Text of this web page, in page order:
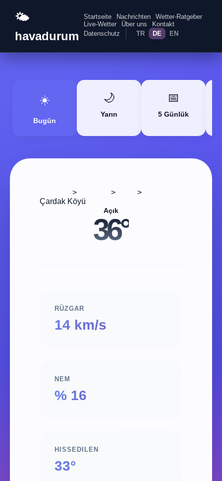
🌤️
havadurum
Startseite Nachrichten
Wetter-Ratgeber
Live-Wetter
Über uns
Kontakt
Datenschutz
TR DE EN
☀️
Bugün
🌙
Yarın
📅
5 Günlük
> >
>
Çardak Köyü
Açık
36°
RÜZGAR
14 km/s
NEM
% 16
HISSEDILEN
33°